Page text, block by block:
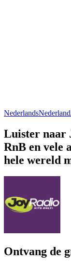
NederlandsNederland
Luister naar
RnB en vele
hele wereld
Ontvang de